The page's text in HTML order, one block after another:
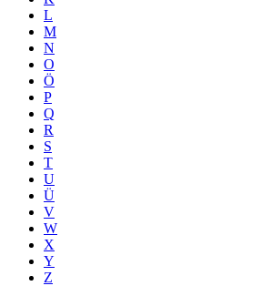
L
M
N
O
Ö
P
Q
R
S
T
U
Ü
V
W
X
Y
Z